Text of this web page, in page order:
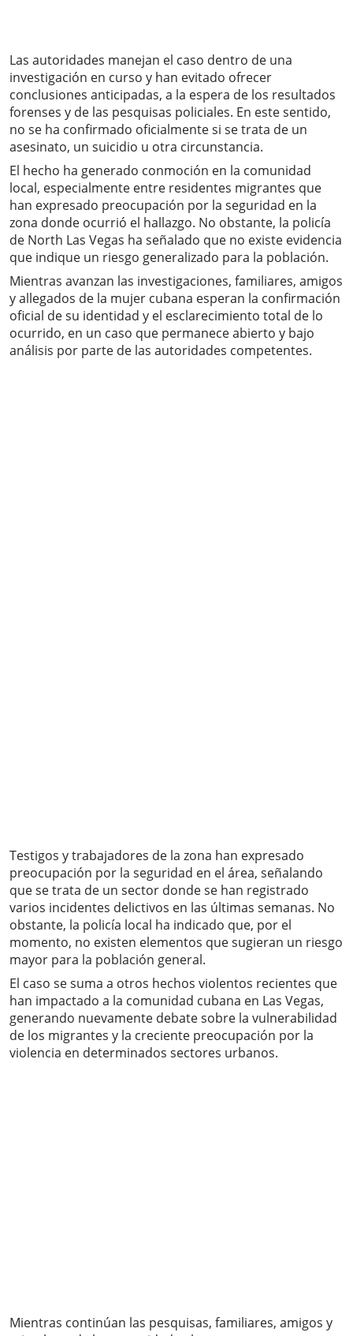
Las autoridades manejan el caso dentro de una
investigación en curso y han evitado ofrecer
conclusiones anticipadas, a la espera de los resultados
forenses y de las pesquisas policiales. En este sentido,
no se ha confirmado oficialmente si se trata de un
asesinato, un suicidio u otra circunstancia.
El hecho ha generado conmoción en la comunidad
local, especialmente entre residentes migrantes que
han expresado preocupación por la seguridad en la
zona donde ocurrió el hallazgo. No obstante, la policía
de North Las Vegas ha señalado que no existe evidencia
que indique un riesgo generalizado para la población.
Mientras avanzan las investigaciones, familiares, amigos
y allegados de la mujer cubana esperan la confirmación
oficial de su identidad y el esclarecimiento total de lo
ocurrido, en un caso que permanece abierto y bajo
análisis por parte de las autoridades competentes.
Testigos y trabajadores de la zona han expresado
preocupación por la seguridad en el área, señalando
que se trata de un sector donde se han registrado
varios incidentes delictivos en las últimas semanas. No
obstante, la policía local ha indicado que, por el
momento, no existen elementos que sugieran un riesgo
mayor para la población general.
El caso se suma a otros hechos violentos recientes que
han impactado a la comunidad cubana en Las Vegas,
generando nuevamente debate sobre la vulnerabilidad
de los migrantes y la creciente preocupación por la
violencia en determinados sectores urbanos.
Mientras continúan las pesquisas, familiares, amigos y